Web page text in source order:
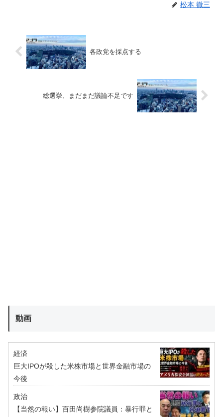
松本 徹三
各政党を採点する
総選挙、まだまだ議論不足です
動画
経済
巨大IPOが殺した米株市場と世界金融市場の
今後
政治
【当然の報い】百田尚樹参院議員：暴行罪と